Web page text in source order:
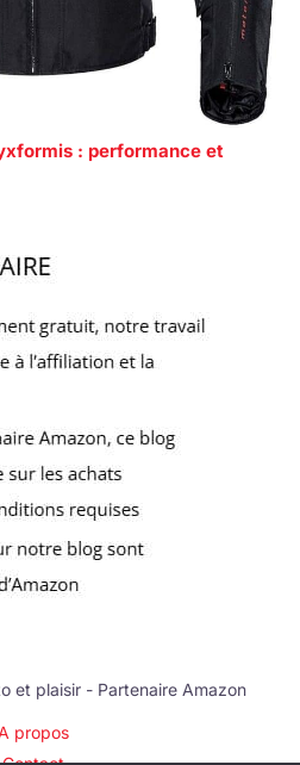
: performance et
et plaisir - Partenaire Amazon
propos